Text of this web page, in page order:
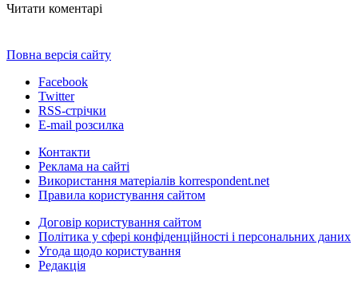
Читати коментарі
Повна версія сайту
Facebook
Twitter
RSS-стрічки
E-mail розсилка
Контакти
Реклама на сайті
Використання матеріалів korrespondent.net
Правила користування сайтом
Договір користування сайтом
Політика у сфері конфіденційності і персональних даних
Угода щодо користування
Редакція